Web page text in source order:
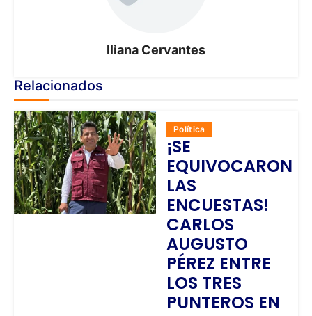
Iliana Cervantes
Relacionados
Política
¡SE
EQUIVOCARON
LAS
ENCUESTAS!
CARLOS
AUGUSTO
PÉREZ ENTRE
LOS TRES
PUNTEROS EN